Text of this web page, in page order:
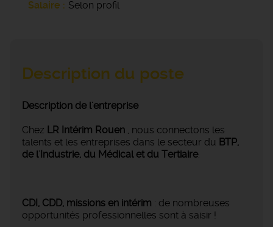
Salaire
Selon profil
Description du poste
Description de l'entreprise
Chez LR Intérim Rouen , nous connectons les
talents et les entreprises dans le secteur du BTP,
de l'Industrie, du Médical et du Tertiaire.
CDI, CDD, missions en intérim : de nombreuses
opportunités professionnelles sont à saisir !